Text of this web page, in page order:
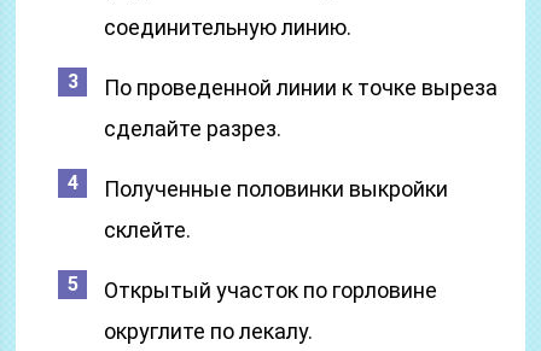
соединительную линию.
По проведенной линии к точке выреза
сделайте разрез.
Полученные половинки выкройки
склейте.
Открытый участок по горловине
округлите по лекалу.